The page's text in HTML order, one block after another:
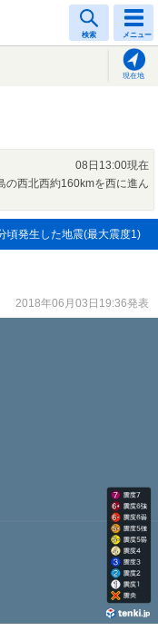
検索 メニュー
現在地
08日13:00現在
の西北西約160kmを西に進ん
頃発生した地震(最大震度1)
2018年06月03日19:36発表